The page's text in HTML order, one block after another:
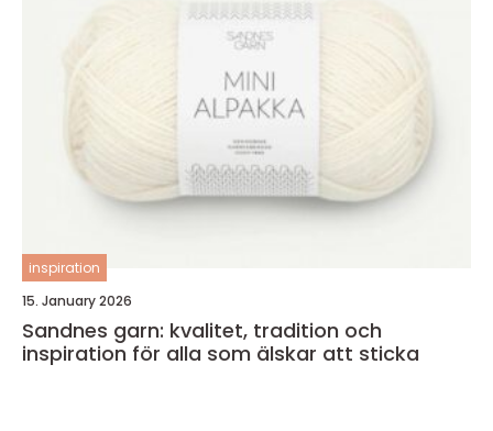
inspiration
15. January 2026
Sandnes garn: kvalitet, tradition och
inspiration för alla som älskar att sticka